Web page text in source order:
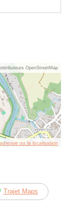
OpenStreetMap
ou la localisation
Trajet Maps